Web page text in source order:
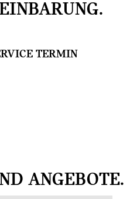
TERMIN
ANGEBOTE.